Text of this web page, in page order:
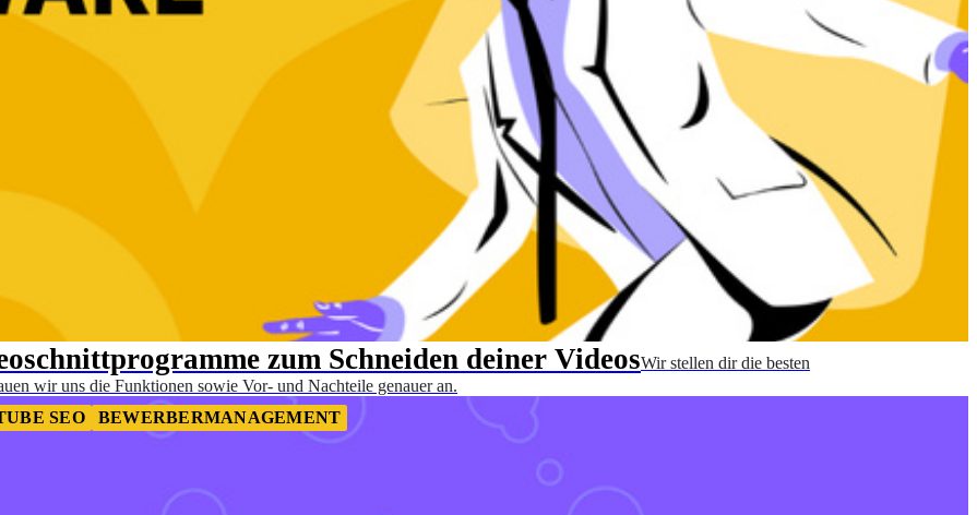
zum Schneiden deiner VideosWir stellen dir die besten
wir uns die Funktionen sowie Vor- und Nachteile genauer an.
SEO BEWERBERMANAGEMENT